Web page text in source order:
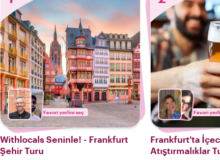
Favori yerlini seç
Withlocals Seninle! - Frankfurt
Şehir Turu
Favori
Frankfurt'ta
Atıştırmalıklar